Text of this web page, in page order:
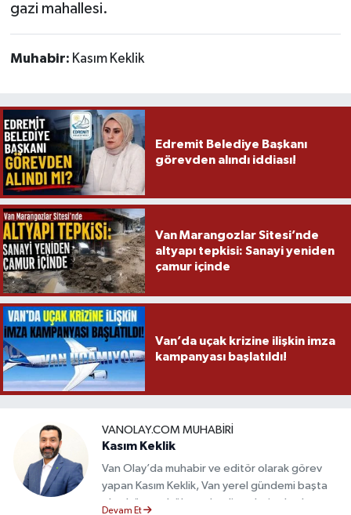
gazi mahallesi.
Muhabir: Kasım Keklik
Edremit Belediye Başkanı
görevden alındı iddiası!
Van Marangozlar Sitesi’nde
altyapı tepkisi: Sanayi yeniden
çamur içinde
Van’da uçak krizine ilişkin imza
kampanyası başlatıldı!
VANOLAY.COM MUHABIRI
Kasım Keklik
Van Olay’da muhabir ve editör olarak görev
yapan Kasım Keklik, Van yerel gündemi başta
olmak üzere bölgesel gelişmeleri sahadan
Devam Et